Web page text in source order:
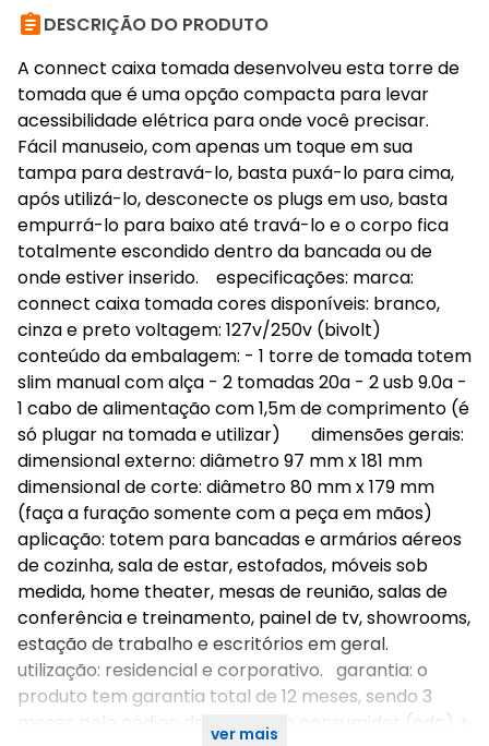
DESCRIÇÃO DO PRODUTO
A connect caixa tomada desenvolveu esta torre de
tomada que é uma opção compacta para levar
acessibilidade elétrica para onde você precisar.
Fácil manuseio, com apenas um toque em sua
tampa para destravá-lo, basta puxá-lo para cima,
após utilizá-lo, desconecte os plugs em uso, basta
empurrá-lo para baixo até travá-lo e o corpo fica
totalmente escondido dentro da bancada ou de
onde estiver inserido. especificações: marca:
connect caixa tomada cores disponíveis: branco,
cinza e preto voltagem: 127v/250v (bivolt)
conteúdo da embalagem: - 1 torre de tomada totem
slim manual com alça - 2 tomadas 20a - 2 usb 9.0a -
1 cabo de alimentação com 1,5m de comprimento (é
só plugar na tomada e utilizar) dimensões gerais:
dimensional externo: diâmetro 97 mm x 181 mm
dimensional de corte: diâmetro 80 mm x 179 mm
(faça a furação somente com a peça em mãos)
aplicação: totem para bancadas e armários aéreos
de cozinha, sala de estar, estofados, móveis sob
medida, home theater, mesas de reunião, salas de
conferência e treinamento, painel de tv, showrooms,
estação de trabalho e escritórios em geral.
utilização: residencial e corporativo. garantia: o
produto tem garantia total de 12 meses, sendo 3
meses pelo código de defesa do consumidor (cdc) +
ver mais